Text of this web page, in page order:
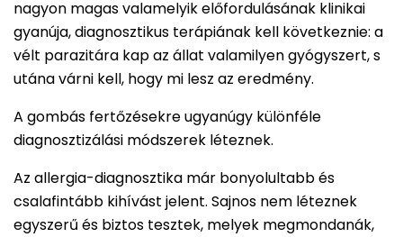
nagyon magas valamelyik előfordulásának klinikai
gyanúja, diagnosztikus terápiának kell következnie: a
vélt parazitára kap az állat valamilyen gyógyszert, s
utána várni kell, hogy mi lesz az eredmény.
A gombás fertőzésekre ugyanúgy különféle
diagnosztizálási módszerek léteznek.
Az allergia-diagnosztika már bonyolultabb és
csalafintább kihívást jelent. Sajnos nem léteznek
egyszerű és biztos tesztek, melyek megmondanák,